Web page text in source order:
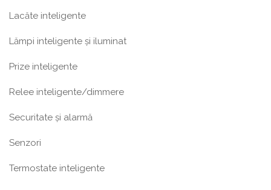
Lacăte inteligente
Lămpi inteligente și iluminat
Prize inteligente
Relee inteligente/dimmere
Securitate și alarmă
Senzori
Termostate inteligente